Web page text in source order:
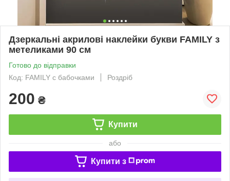
Дзеркальні акрилові наклейки букви FAMILY з
метеликами 90 см
Готово до відправки
Код: FAMILY с бабочками
Роздріб
200 ₴
Купити
або
Купити з